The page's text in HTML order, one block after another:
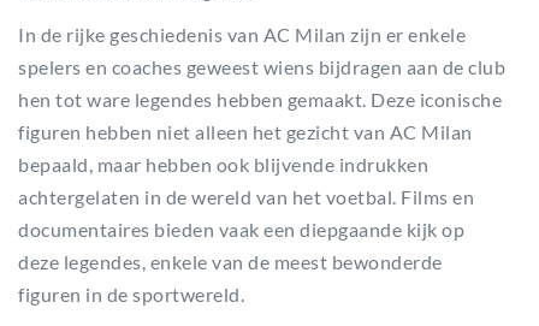
In de rijke geschiedenis van AC Milan zijn er enkele
spelers en coaches geweest wiens bijdragen aan de club
hen tot ware legendes hebben gemaakt. Deze iconische
figuren hebben niet alleen het gezicht van AC Milan
bepaald, maar hebben ook blijvende indrukken
achtergelaten in de wereld van het voetbal. Films en
documentaires bieden vaak een diepgaande kijk op
deze legendes, enkele van de meest bewonderde
figuren in de sportwereld.